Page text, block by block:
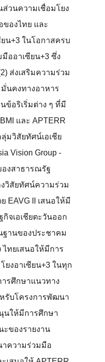
วนความเชื่อมโยง
ของไทย และ
น+3 ในโอกาสครบ
ออาเซียน+3 ซึ่ง
ส่งเสริมความร่วม
นคงทางอาหาร
ข้อริเริ่มต่าง ๆ ที่มี
และ APTERR
มวิสัยทัศน์เอเชีย
Vision Group -
องสาธารณรัฐ
วิสัยทัศน์ความร่วม
EAVG II เสนอให้มี
จเอเชียตะวันออก
ฐานของประชาคม
ไทยเสนอให้มีการ
งอาเซียน+3 ในทุก
รศึกษาแนวทาง
รับโครงการพัฒนา
นให้มีการศึกษา
ะของรายงาน
าความร่วมมือ